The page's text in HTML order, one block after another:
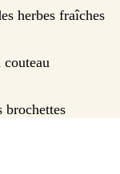
herbes fraîches
brochettes